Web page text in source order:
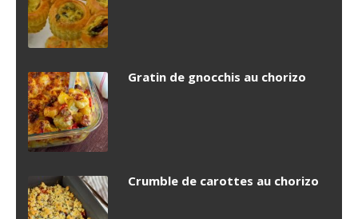
Gratin de gnocchis au chorizo
Crumble de carottes au chorizo